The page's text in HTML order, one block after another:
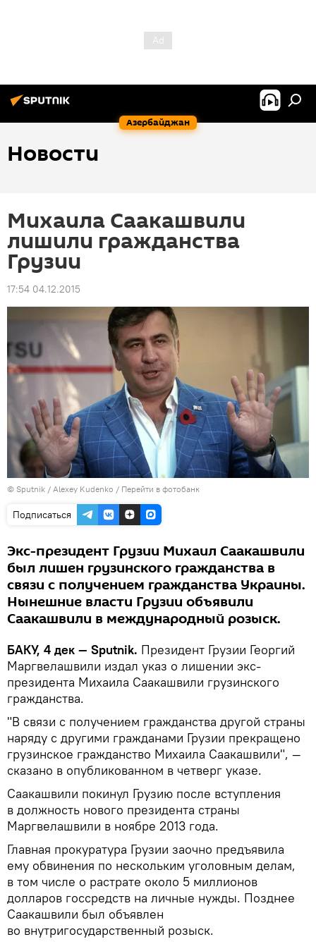
Азербайджан
Новости
Михаила Саакашвили
лишили гражданства
Грузии
17:54 04.12.2015
© Sputnik / Alexey Kudenko / Перейти в фотобанк
Подписаться
Экс-президент Грузии Михаил Саакашвили
был лишен грузинского гражданства в
связи с получением гражданства Украины.
Нынешние власти Грузии объявили
Саакашвили в международный розыск.
БАКУ, 4 дек — Sputnik. Президент Грузии Георгий
Маргвелашвили издал указ о лишении экс-
президента Михаила Саакашвили грузинского
гражданства.
"В связи с получением гражданства другой страны
наряду с другими гражданами Грузии прекращено
грузинское гражданство Михаила Саакашвили", —
сказано в опубликованном в четверг указе.
Саакашвили покинул Грузию после вступления
в должность нового президента страны
Маргвелашвили в ноябре 2013 года.
Главная прокуратура Грузии заочно предъявила
ему обвинения по нескольким уголовным делам,
в том числе о растрате около 5 миллионов
долларов госсредств на личные нужды. Позднее
Саакашвили был объявлен
во внутригосударственный розыск.